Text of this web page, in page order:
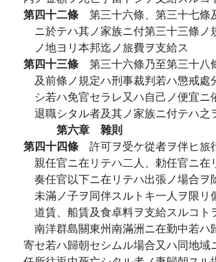
第四十二條 第三十六條、第三十七條
ニ於テハ其ノ家族ニ付第三十三條ノ
ノ地ヨリ本邦迄ノ旅費ヲ支給ス
第四十三條 第三十六條乃至第三十八
及前條ノ規定ハ刑事裁判若ハ懲戒處
シ若ハ免官セラレ又ハ自己ノ便宜ニ
退職シタル者及其ノ家族ニ付テハ之
第六章 雜則
第四十四條 許可ヲ受ケ從者ヲ伴ヒ旅
親任官ニ在リテハ二人、勅任官ニ在
奏任官以下ニ在リテハ出張ノ場合ヲ
未滿ノ子ヲ同伴スルトキ一人ヲ限リ
道賃、船賃及食卓料ヲ支給スルコト
南洋群島關東州南滿洲ニ在勤中若ハ
寄セ若ハ歸朝セシムル場合又ハ同地域